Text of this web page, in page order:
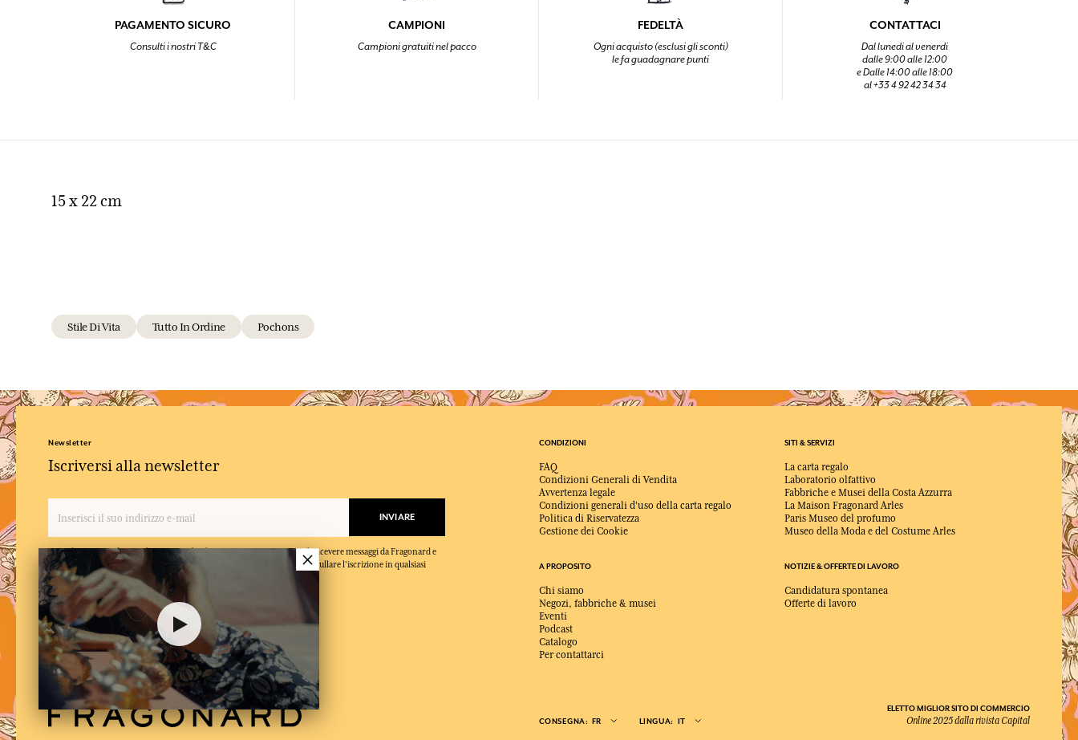
PAGAMENTO SICURO
Consulti i nostri T&C
CAMPIONI
Campioni gratuiti nel pacco
FEDELTÀ
Ogni acquisto (esclusi gli sconti)
le fa guadagnare punti
CONTATTACI
Dal lunedi al venerdi
dalle 9:00 alle 12:00
e Dalle 14:00 alle 18:00
al +33 4 92 42 34 34
15 x 22 cm
Stile Di Vita Tutto In Ordine Pochons
Newsletter
Iscriversi alla newsletter
INVIARE
Quando inserisce il suo indirizzo e-mail e clicca su 'Iscriversi', accetta di ricevere messaggi da Fragonard e
conferma di aver letto e accettato la nostra politica sulla privacy. Puo annullare l'iscrizione in qualsiasi
momento.
CONDIZIONI
FAQ
Condizioni Generali di Vendita
Avvertenza legale
Condizioni generali d'uso della carta regalo
Politica di Riservatezza
Gestione dei Cookie
SITI & SERVIZI
La carta regalo
Laboratorio olfattivo
Fabbriche e Musei della Costa Azzurra
La Maison Fragonard Arles
Paris Museo del profumo
Museo della Moda e del Costume Arles
A PROPOSITO
Chi siamo
Negozi, fabbriche & musei
Eventi
Podcast
Catalogo
Per contattarci
NOTIZIE & OFFERTE DI LAVORO
Candidatura spontanea
Offerte di lavoro
CONSEGNA: FR LINGUA: IT
ELETTO MIGLIOR SITO DI COMMERCIO
Online 2025 dalla rivista Capital
×